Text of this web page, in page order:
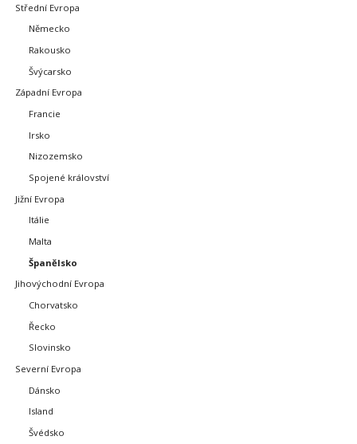
Střední Evropa
Německo
Rakousko
Švýcarsko
Západní Evropa
Francie
Irsko
Nizozemsko
Spojené království
Jižní Evropa
Itálie
Malta
Španělsko
Jihovýchodní Evropa
Chorvatsko
Řecko
Slovinsko
Severní Evropa
Dánsko
Island
Švédsko